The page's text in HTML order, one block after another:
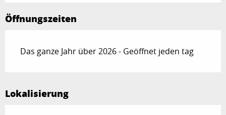
Öffnungszeiten
Das ganze Jahr über 2026 - Geöffnet jeden tag
Lokalisierung